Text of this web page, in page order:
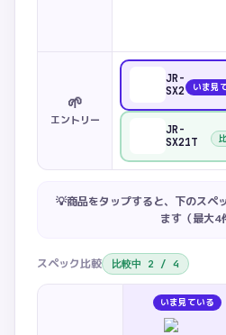
🌱
エントリー
JR-
SX21Bいま見
JR-
SX21T
💡商品をタップすると、下のスペ
ます（最大4
スペック比較 比較中 2 / 4
いま見ている